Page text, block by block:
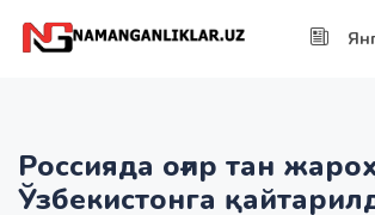
Россияда оғир тан
Ўзбекистонга